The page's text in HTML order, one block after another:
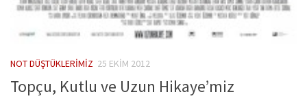
NOT DÜŞTÜKLERIMIZ 25 EKIM 2012
Topçu, Kutlu ve Uzun Hikaye’miz